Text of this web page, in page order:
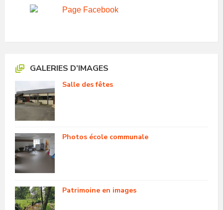
Page Facebook
GALERIES D’IMAGES
Salle des fêtes
Photos école communale
Patrimoine en images